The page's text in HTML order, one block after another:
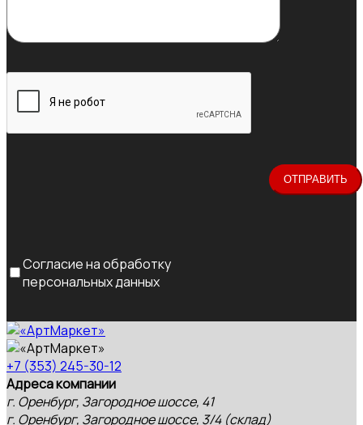
Согласие на обработку
персональных данных
+7 (353) 245-30-12
Адреса компании
г. Оренбург, Загородное шоссе, 41
г. Оренбург, Загородное шоссе, 3/4 (склад)